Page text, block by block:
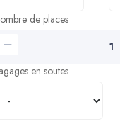
de places
en soutes